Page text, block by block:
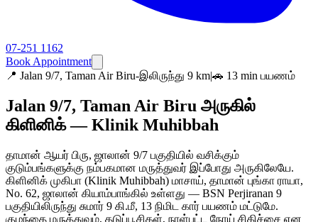
07-251 1162
Book Appointment
📍 Jalan 9/7, Taman Air Biru-இலிருந்து 9 km|🚗 13 min பயணம்
Jalan 9/7, Taman Air Biru அருகில்
கிளினிக் — Klinik Muhibbah
தாமான் ஆயர் பிரு, ஜாலான் 9/7 பகுதியில் வசிக்கும்
குடும்பங்களுக்கு நம்பகமான மருத்துவர் இப்போது அருகிலேயே.
கிளினிக் முகிபா (Klinik Muhibbah) மாசாய், தாமான் புங்கா ராயா,
No. 62, ஜாலான் கியாம்பாங்கில் உள்ளது — BSN Perjiranan 9
பகுதியிலிருந்து சுமார் 9 கி.மீ, 13 நிமிட கார் பயணம் மட்டுமே.
குழந்தை மருத்துவம், தடுப்பூசிகள், நாள்பட்ட நோய் சிகிச்சை என